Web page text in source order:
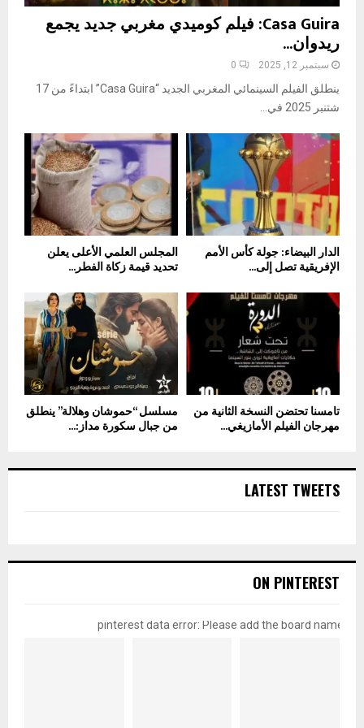
Casa Guira: فيلم كوميدي مغربي جديد يجمع
ريدوان...
سبتمبر 12, 2025 0
ينطلق الفيلم السينمائي المغربي الجديد “Casa Guira” ابتداءً من 17
شتنبر 2025 في...
المجلس العلمي الأعلى يعلن
تحديد قيمة زكاة الفطر...
الدار البيضاء: جولة كأس الأمم
الإفريقية تصل إلى...
مسلسل “حموشان وهلالة” ينطلق
من جبال سكورة مداز:...
تامسنا تحتضن النسخة الثانية من
مهرجان الفيلم الأمازيغي...
LATEST TWEETS
ON PINTEREST
pinterest data error: Please add the board name